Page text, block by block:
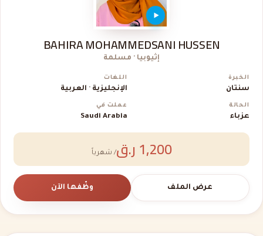
BAHIRA MOHAMMEDSANI HUSSEN
إثيوبيا · مسلمة
الخبرة
سنتان
اللغات
الإنجليزية · العربية
الحالة
عزباء
عملت في
Saudi Arabia
1,200 ر.ق / شهرياً
عرض الملف وظّفها الآن